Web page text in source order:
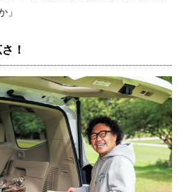
」
！